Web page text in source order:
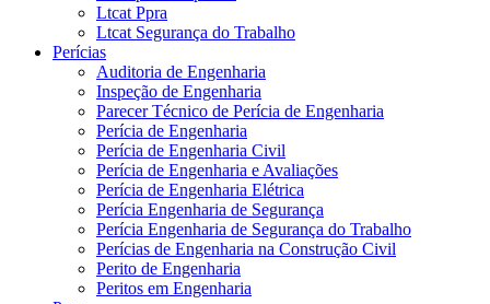
Ltcat Ppra
Ltcat Segurança do Trabalho
Perícias
Auditoria de Engenharia
Inspeção de Engenharia
Parecer Técnico de Perícia de Engenharia
Perícia de Engenharia
Perícia de Engenharia Civil
Perícia de Engenharia e Avaliações
Perícia de Engenharia Elétrica
Perícia Engenharia de Segurança
Perícia Engenharia de Segurança do Trabalho
Perícias de Engenharia na Construção Civil
Perito de Engenharia
Peritos em Engenharia